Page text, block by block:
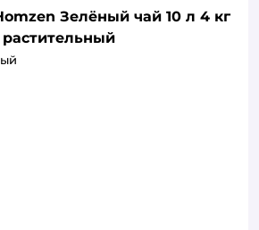
Зелёный чай 10 л 4 кг